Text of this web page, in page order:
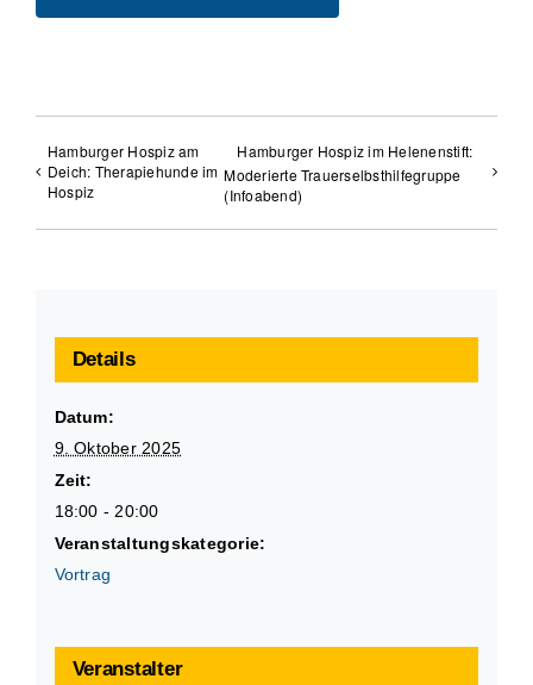
Hamburger Hospiz am
Deich: Therapiehunde im
Hospiz
Hamburger Hospiz im Helenenstift:
Moderierte Trauerselbsthilfegruppe
(Infoabend)
Details
Datum:
9. Oktober 2025
Zeit:
18:00 - 20:00
Veranstaltungskategorie:
Vortrag
Veranstalter